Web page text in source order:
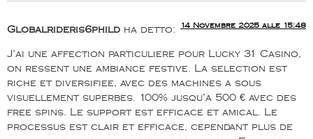
Globalrideris6phild ha detto: 14 Novembre 2025 alle 15:48
J’ai une affection particuliere pour Lucky 31 Casino,
on ressent une ambiance festive. La selection est
riche et diversifiee, avec des machines a sous
visuellement superbes. 100% jusqu’a 500 € avec des
free spins. Le support est efficace et amical. Le
processus est clair et efficace, cependant plus de